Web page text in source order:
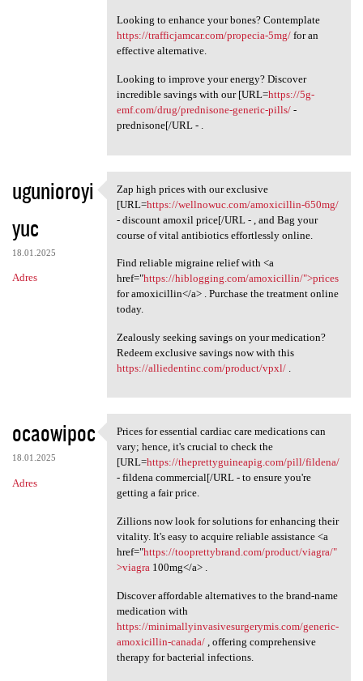
Looking to enhance your bones? Contemplate
https://trafficjamcar.com/propecia-5mg/for an
effective alternative.
Looking to improve your energy? Discover
incredible savings with our [URL=https://5g-
emf.com/drug/prednisone-generic-pills/-
prednisone[/URL - .
ugunioroyi
yuc
18.01.2025
Adres
Zap high prices with our
Zap high prices with our exclusive
[URL=https://wellnowuc.com/amoxicillin-650mg/
- discount amoxil price[/URL - , and Bag your
course of vital antibiotics effortlessly online.
Find reliable migraine relief with <a
href="https://hiblogging.com/amoxicillin/">prices
for amoxicillin</a> . Purchase the treatment online
today.
Zealously seeking savings on your medication?
Redeem exclusive savings now with this
https://alliedentinc.com/product/vpxl/.
ocaowipoc
18.01.2025
Adres
Prices for essential cardiac
Prices for essential cardiac care medications can
vary; hence, it's crucial to check the
[URL=https://theprettyguineapig.com/pill/fildena/
- fildena commercial[/URL - to ensure you're
getting a fair price.
Zillions now look for solutions for enhancing their
vitality. It's easy to acquire reliable assistance <a
href="https://tooprettybrand.com/product/viagra/"
>viagra100mg</a> .
Discover affordable alternatives to the brand-name
medication with
https://minimallyinvasivesurgerymis.com/generic-
amoxicillin-canada/, offering comprehensive
therapy for bacterial infections.